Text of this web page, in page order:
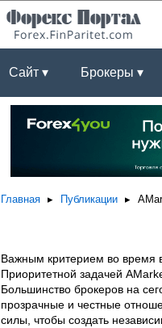
Сайт ▾ Брокеры ▾
Главная Публикации
Важным критерием во время
Приоритетной задачей
Большинство брокеров на
прозрачные и честные
силы, чтобы создать